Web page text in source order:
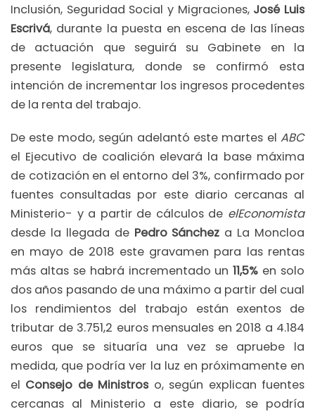
Inclusión, Seguridad Social y Migraciones, José Luis
Escrivá, durante la puesta en escena de las líneas
de actuación que seguirá su Gabinete en la
presente legislatura, donde se confirmó esta
intención de incrementar los ingresos procedentes
de la renta del trabajo.
De este modo, según adelantó este martes el ABC
el Ejecutivo de coalición elevará la base máxima
de cotización en el entorno del 3%, confirmado por
fuentes consultadas por este diario cercanas al
Ministerio- y a partir de cálculos de elEconomista
desde la llegada de Pedro Sánchez a La Moncloa
en mayo de 2018 este gravamen para las rentas
más altas se habrá incrementado un11,5% en solo
dos años pasando de una máximo a partir del cual
los rendimientos del trabajo están exentos de
tributar de 3.751,2 euros mensuales en 2018 a 4.184
euros que se situaría una vez se apruebe la
medida, que podría ver la luz en próximamente en
el Consejo de Ministros o, según explican fuentes
cercanas al Ministerio a este diario, se podría